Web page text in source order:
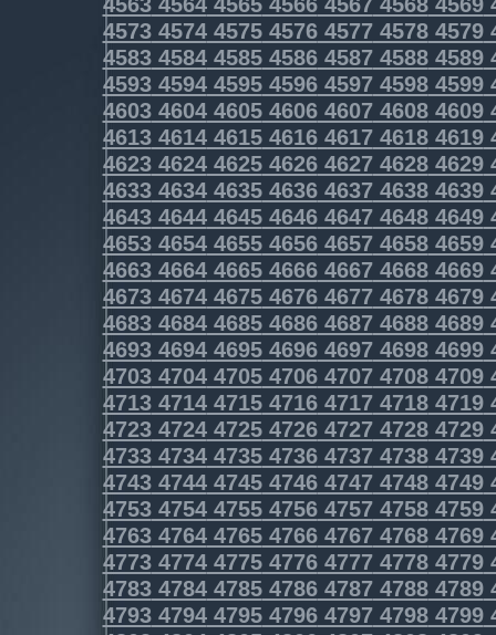
4573457445754576457745784579
4583458445854586458745884589
4593459445954596459745984599
4603460446054606460746084609
4613461446154616461746184619
4623462446254626462746284629
4633463446354636463746384639
4643464446454646464746484649
4653465446554656465746584659
4663466446654666466746684669
4673467446754676467746784679
4683468446854686468746884689
4693469446954696469746984699
4703470447054706470747084709
4713471447154716471747184719
4723472447254726472747284729
4733473447354736473747384739
4743474447454746474747484749
4753475447554756475747584759
4763476447654766476747684769
4773477447754776477747784779
4783478447854786478747884789
4793479447954796479747984799